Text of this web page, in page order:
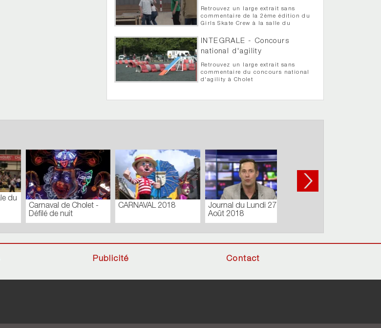
Retrouvez un large extrait sans
commentaire de la 2ème édition du
Girls Skate Crew à la salle du
INTEGRALE - Concours
national d'agility
Retrouvez un large extrait sans
commentaire du concours national
d'agility à Cholet
CONSEIL MUNICIPAL
EXTRAORDINAIRE –
FÉVRIER 2019
Journal du Lundi 03
Carnaval de Cholet -
Défilé de jour
Publicité Contact